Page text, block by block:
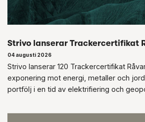
Strivo lanserar Trackercertifikat
04 augusti 2026
Strivo lanserar 120 Trackercertifikat
exponering mot energi, metaller och
portfölj i en tid av elektrifiering och